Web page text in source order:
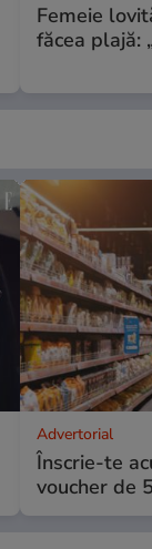
Femeie
făcea plajă:
Advertorial
Înscrie-te
voucher de